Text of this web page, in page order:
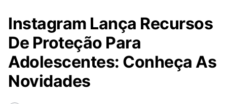
Instagram Lança Recursos
De Proteção Para
Adolescentes: Conheça As
Novidades